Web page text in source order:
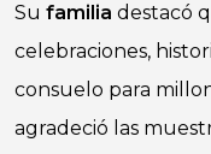
Su familia destacó
celebraciones,
consuelo para
agradeció las